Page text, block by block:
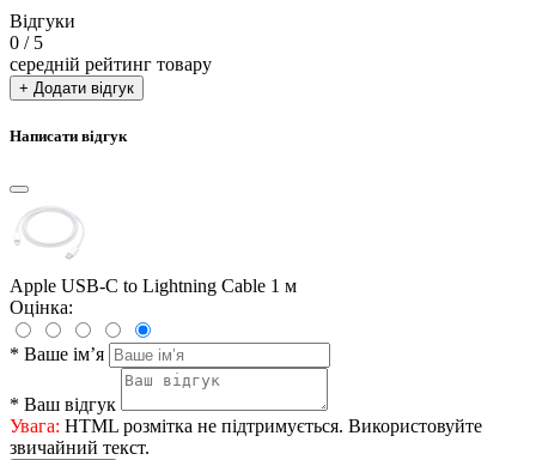
Відгуки
0 / 5
середній рейтинг товару
+ Додати відгук
Написати відгук
Apple USB-C to Lightning Cable 1 м
Оцінка:
* Ваше ім’я
* Ваш відгук
Увага: HTML розмітка не підтримується. Використовуйте
звичайний текст.